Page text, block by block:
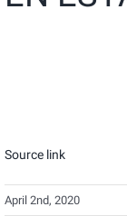
Source link
April 2nd, 2020